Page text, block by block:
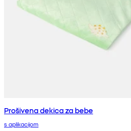
Prošivena dekica za bebe
s aplikacijom